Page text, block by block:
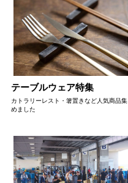
テーブルウェア特集
カトラリーレスト・箸置きなど人気商品集
めました